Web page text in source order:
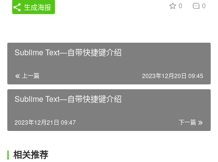
0 0
生成海报
Sublime Text—自带快捷键介绍
上一篇 2023年12月20日 09:45
Sublime Text—自带快捷键介绍
下一篇
2023年12月21日 09:47
相关推荐